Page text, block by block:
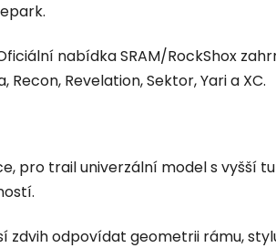
nabídka SRAM/RockShox
Recon, Revelation, Sektor, Yari a XC.
pro trail univerzální model s vyšší
zdvih odpovídat geometrii rámu,